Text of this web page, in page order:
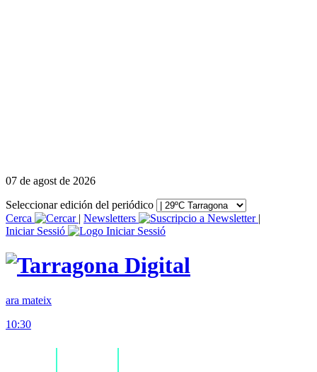
07 de agost de 2026
Seleccionar edición del periódico
Cerca
| Newsletters
|
Iniciar Sessió
ara mateix
10:30